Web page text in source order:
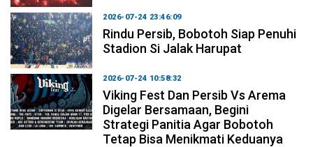
2026-07-24 23:46:09
Rindu Persib, Bobotoh Siap Penuhi
Stadion Si Jalak Harupat
2026-07-24 10:58:32
Viking Fest Dan Persib Vs Arema
Digelar Bersamaan, Begini
Strategi Panitia Agar Bobotoh
Tetap Bisa Menikmati Keduanya